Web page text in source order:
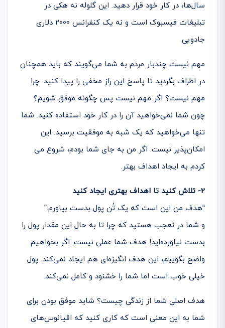
سال­‌ها، در کار خود قرار دهید. این گلوله نه هکی در
تبلیغات فیسبوک است و نه یک کنفرانس 2000 دلاری
جادویی.
مهم نیست چندبار مردم به شما می‌گویند که باید همچنان
در اطراف بگردید تا پاسخ این راز مخفی را پیدا کنید. چرا
مهم نیست؟ اگر مهم نیست پس چگونه موفق شویم؟
چون شما نمی­‌خواهید آن را در کار خود استفاده کنید. شما
تنها می­‌خواهید که یک شبه به موفقیت برسید. این
امکان‌­پذیر نیست. اگر من به جای شما بودم، شروع می­‌
کردم به ایجاد اهداف بهتر.
2- تلاش کنید تا اهداف بهتری ایجاد کنید
“هدف من این است که یک تُن پول بدست بیاورم.”
و شما در تعجب هستید که چرا تا به حال این مقدار پول را
بدست نیاورده‌­اید! هدف شما عملی نیست. اگر بخواهیم
واضح بگوییم، این هدف انگیزه‌­ای هم ایجاد نمی­‌کند. پول
خیلی خوب است اما شما را خشنود و کامل نمی­‌کند.
هدف اصلی شما از زندگی چیست؟ شاید موفق بودن برای
شما به این معنی است که کاری کنید که اقیانوس­‌های